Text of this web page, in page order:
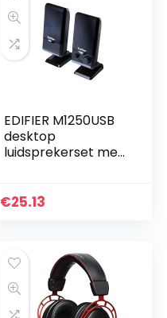
EDIFIER M1250USB
desktop
luidsprekerset met
€25.13